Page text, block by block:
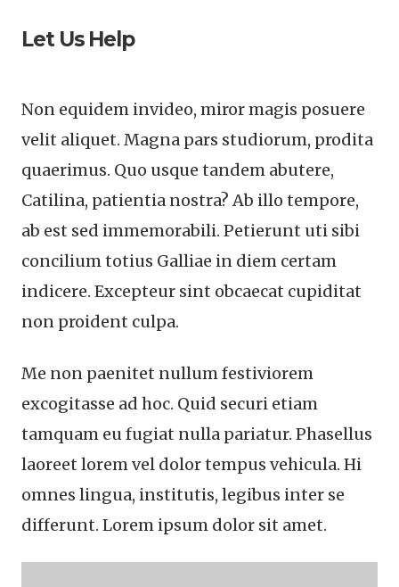
Let Us Help
Non equidem invideo, miror magis posuere
velit aliquet. Magna pars studiorum, prodita
quaerimus. Quo usque tandem abutere,
Catilina, patientia nostra? Ab illo tempore,
ab est sed immemorabili. Petierunt uti sibi
concilium totius Galliae in diem certam
indicere. Excepteur sint obcaecat cupiditat
non proident culpa.
Me non paenitet nullum festiviorem
excogitasse ad hoc. Quid securi etiam
tamquam eu fugiat nulla pariatur. Phasellus
laoreet lorem vel dolor tempus vehicula. Hi
omnes lingua, institutis, legibus inter se
differunt. Lorem ipsum dolor sit amet.